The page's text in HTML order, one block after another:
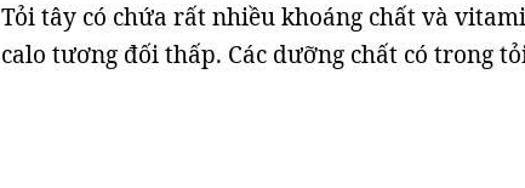
Tỏi tây có chứa rất nhiều khoáng chất và
calo tương đối thấp. Các dưỡng chất có trong